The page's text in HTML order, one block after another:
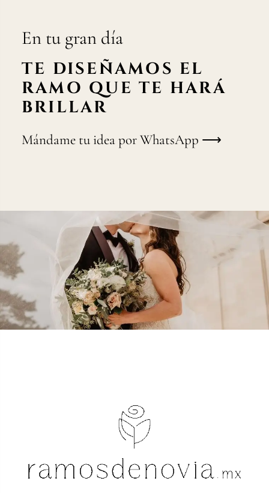
En tu gran día
TE DISEÑAMOS EL
RAMO QUE TE HARÁ
BRILLAR
Mándame tu idea por WhatsApp ⟶